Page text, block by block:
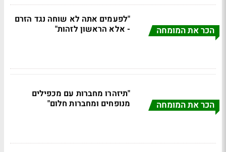
הכר את המומחה
"לפעמים אתה לא שוחה נגד הזרם
- אלא הראשון לזהות"
הכר את המומחה
"תיזהרו מחברות עם מכפילים
מנופחים ומחברות חלום"